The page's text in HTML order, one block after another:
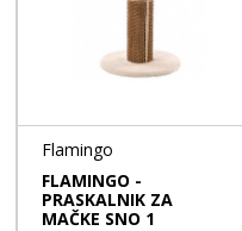
Flamingo
FLAMINGO -
PRASKALNIK ZA
MAČKE SNO 1